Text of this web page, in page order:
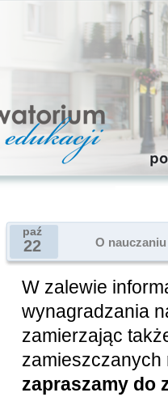
paź
22 O
W zalewie
wynagradzania
zamierzając
zamieszczanych
zapraszamy do